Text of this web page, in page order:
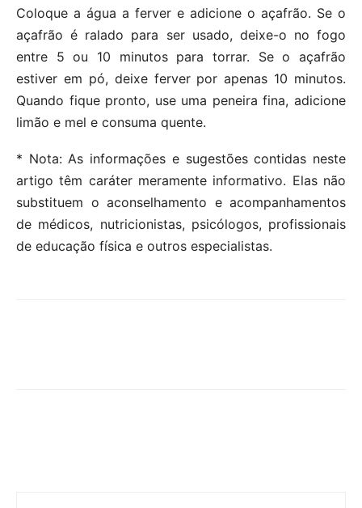
Coloque a água a ferver e adicione o açafrão. Se o
açafrão é ralado para ser usado, deixe-o no fogo
entre 5 ou 10 minutos para torrar. Se o açafrão
estiver em pó, deixe ferver por apenas 10 minutos.
Quando fique pronto, use uma peneira fina, adicione
limão e mel e consuma quente.
* Nota: As informações e sugestões contidas neste
artigo têm caráter meramente informativo. Elas não
substituem o aconselhamento e acompanhamentos
de médicos, nutricionistas, psicólogos, profissionais
de educação física e outros especialistas.